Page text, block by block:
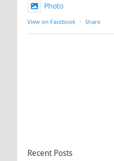
Photo
View on Facebook · Share
Recent Posts